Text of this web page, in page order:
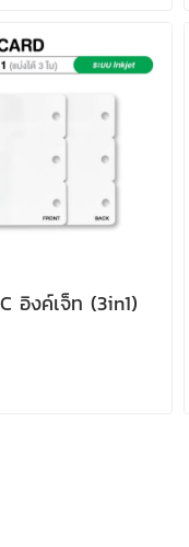
อิงค์เจ็ท (3in1)